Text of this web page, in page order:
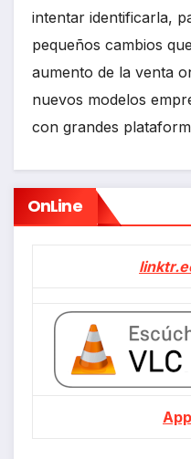
intentar identificarla,
pequeños cambios
aumento de la venta
nuevos modelos
con grandes
OnLine